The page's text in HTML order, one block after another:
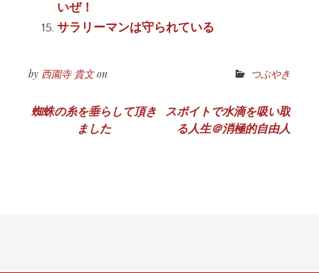
いぜ！
サラリーマンは守られている
by 西園寺 貴文on つぶやき
投
蜘蛛の糸を垂らして頂き
ました
スポイトで水滴を吸い取
る人生＠消極的自由人